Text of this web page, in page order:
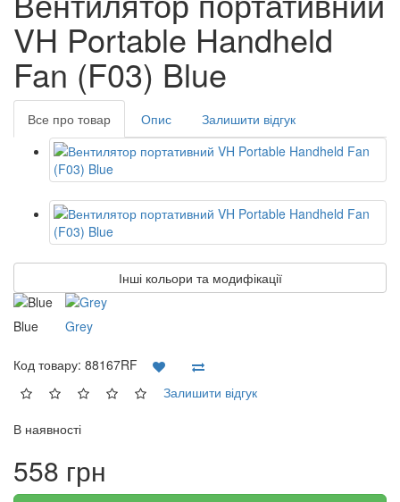
VH Portable Handheld
Fan (F03) Blue
Все про товар Опис Залишити відгук
Інші кольори та модифікації
Blue Grey
Код товару: 88167RF
Залишити відгук
В наявності
558 грн